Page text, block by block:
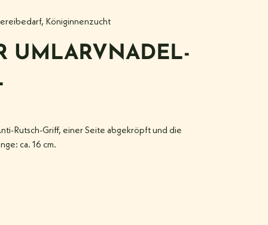
, Königinnenzucht
UMLARVNADEL-
Rutsch-Griff, einer Seite abgekröpft und die
ca. 16 cm.